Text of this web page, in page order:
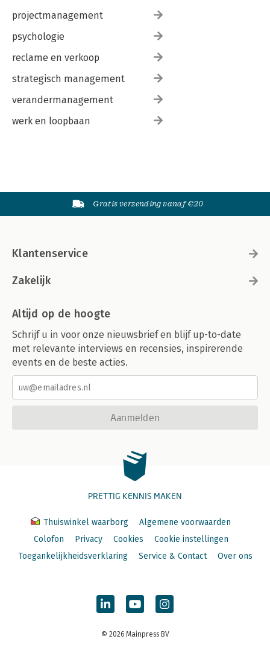
projectmanagement
psychologie
reclame en verkoop
strategisch management
verandermanagement
werk en loopbaan
Gratis verzending vanaf €20
Klantenservice
Zakelijk
Altijd op de hoogte
Schrijf u in voor onze nieuwsbrief en blijf up-to-date
met relevante interviews en recensies, inspirerende
events en de beste acties.
Aanmelden
PRETTIG KENNIS MAKEN
Thuiswinkel waarborg
Algemene voorwaarden
Colofon
Privacy Cookies
Cookie instellingen
Toegankelijkheidsverklaring
Service & Contact Over ons
© 2026 Mainpress BV